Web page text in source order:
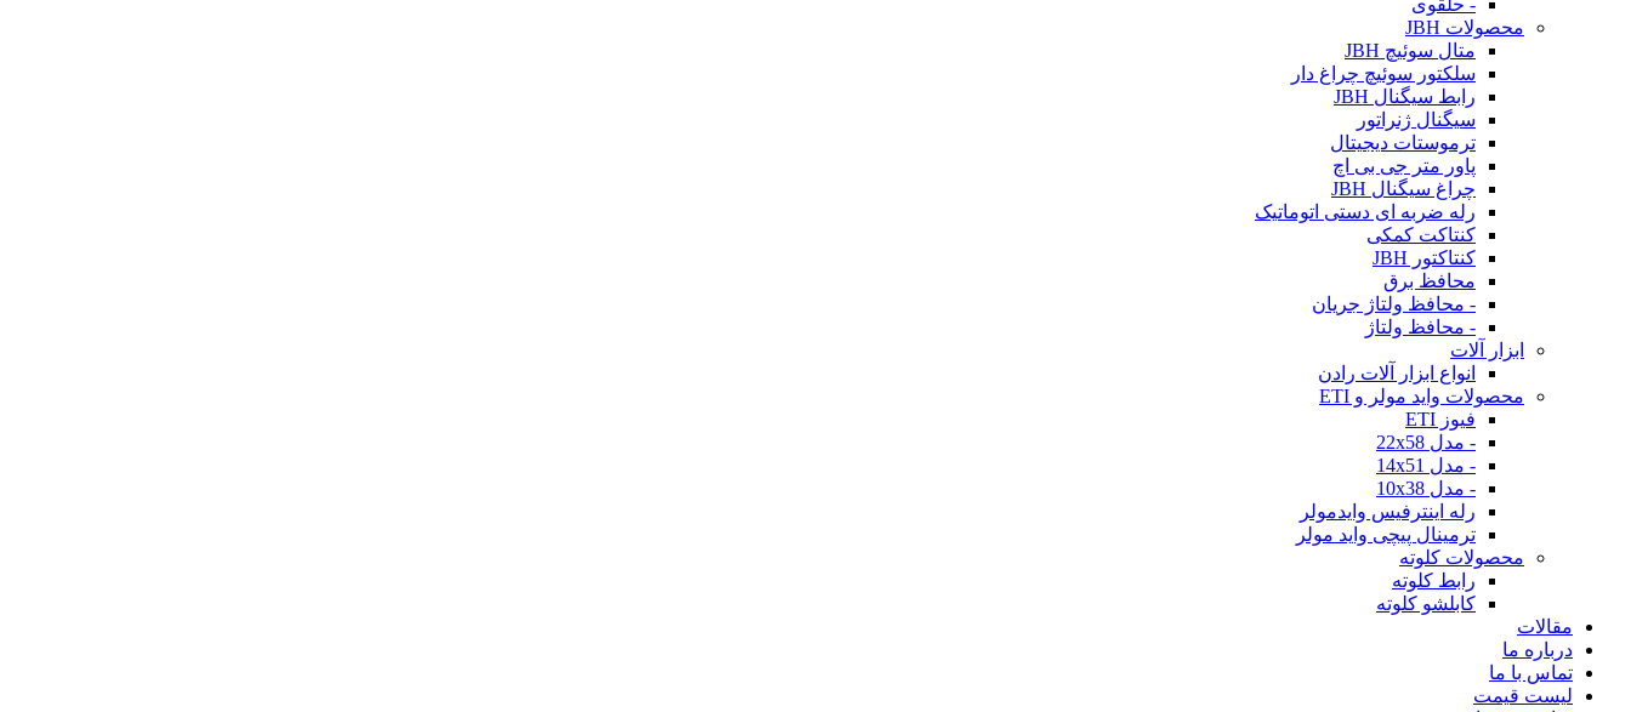
- حلقوی
محصولات JBH
متال سوئیچ JBH
سلکتور سوئیچ چراغ دار
رابط سیگنال JBH
سیگنال ژنراتور
ترموستات دیجیتال
پاور متر جی بی اچ
چراغ سیگنال JBH
رله ضربه ای دستی اتوماتیک
کنتاکت کمکی
کنتاکتور JBH
محافظ برق
- محافظ ولتاژ جریان
- محافظ ولتاژ
ابزار آلات
انواع ابزار آلات رادن
محصولات واید مولر و ETI
فیوز ETI
- مدل 22x58
- مدل 14x51
- مدل 10x38
رله اینترفیس وایدمولر
ترمینال پیچی واید مولر
محصولات کلوته
رابط کلوته
کابلشو کلوته
مقالات
درباره ما
تماس با ما
لیست قیمت